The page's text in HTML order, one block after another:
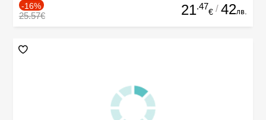
-16%
25.57€ 21.47
€ / 42лв.